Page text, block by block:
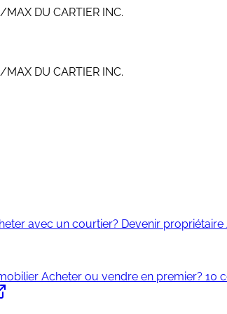
DU CARTIER INC.
DU CARTIER INC.
avec un courtier? Devenir propriétaire
Acheter ou vendre en premier? 10